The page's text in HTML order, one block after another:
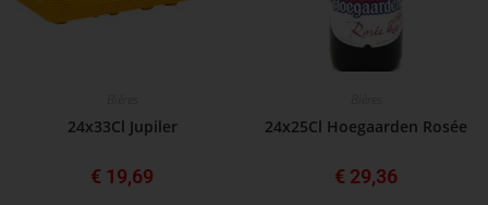
24x33Cl Jupiler
€ 19,69
24x25Cl Hoegaarden Rosée
€ 29,36